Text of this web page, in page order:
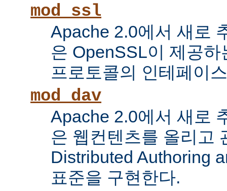
mod_ssl
Apache 2.0에서 새로
은 OpenSSL이 제공
프로토콜의 인테페이
mod_dav
Apache 2.0에서 새로
은 웹컨텐츠를 올리고
Distributed Authoring
표준을 구현한다.